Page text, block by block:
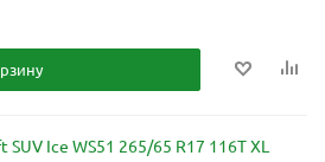
Ice WS51 265/65 R17 116T XL